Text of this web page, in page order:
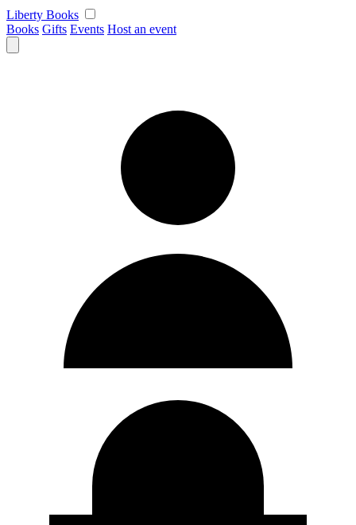
Skip
to
content
Liberty Books
Books Gifts Events Host an event